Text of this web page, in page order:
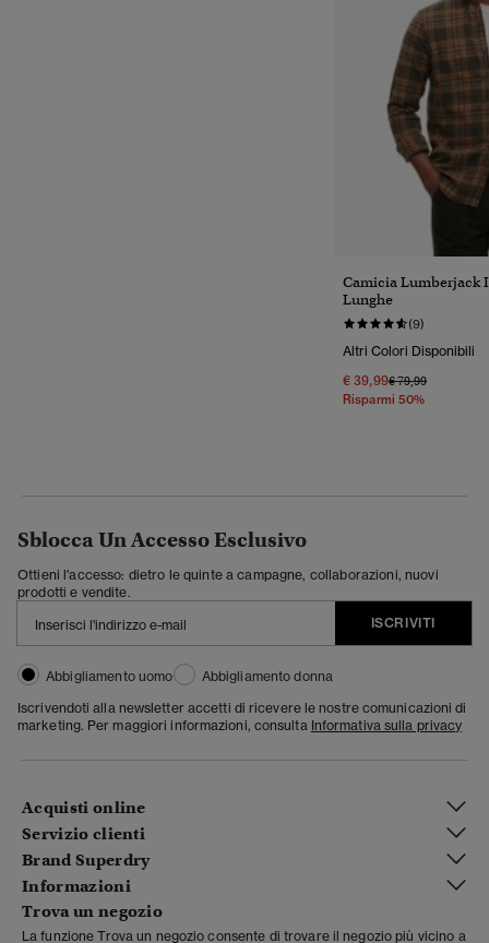
Camicia Lumberjack
Lunghe
(9)
Altri Colori Disponibili
€ 39,99Prezzo Ridotto Da
€ 79,99A
Risparmi 50%
Sblocca Un Accesso Esclusivo
Ottieni l'accesso: dietro le quinte a campagne, collaborazioni, nuovi
prodotti e vendite.
ISCRIVITI
Abbigliamento uomo
Abbigliamento donna
Iscrivendoti alla newsletter accetti di ricevere le nostre comunicazioni di
marketing. Per maggiori informazioni, consulta Informativa sulla privacy
Acquisti online
Servizio clienti
Brand Superdry
Informazioni
Trova un negozio
La funzione Trova un negozio consente di trovare il negozio più vicino a